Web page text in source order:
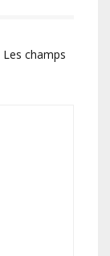
Les champs